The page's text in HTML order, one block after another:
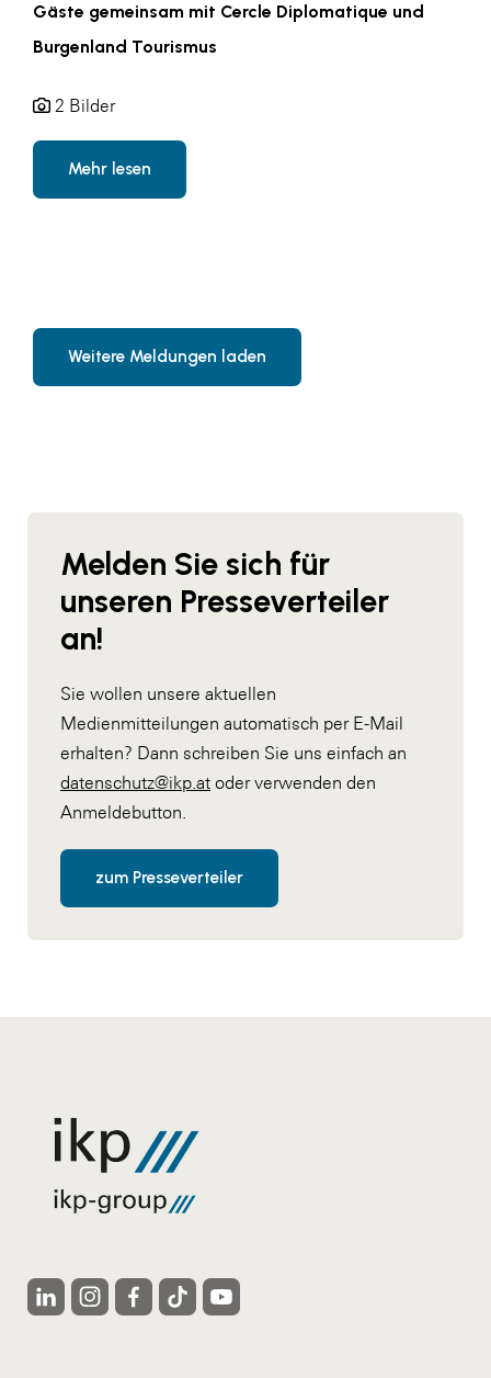
Gäste gemeinsam mit Cercle Diplomatique und
Burgenland Tourismus
2 Bilder
Mehr lesen
Weitere Meldungen laden
Melden Sie sich für
unseren Presseverteiler
an!
Sie wollen unsere aktuellen
Medienmitteilungen automatisch per E-Mail
erhalten? Dann schreiben Sie uns einfach an
datenschutz@ikp.at oder verwenden den
Anmeldebutton.
zum Presseverteiler